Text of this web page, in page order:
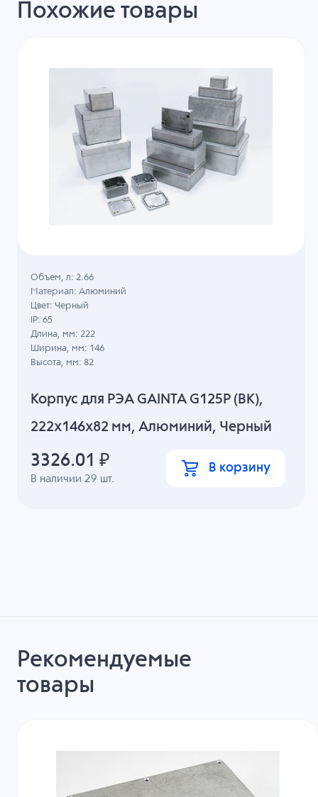
Похожие товары
Корпус для РЭА GAINTA G125P (BK),
222x146x82 мм, Алюминий, Черный
В наличии 29 шт.
Объем, л: 2.66
Материал: Алюминий
Цвет: Черный
IP: 65
Длина, мм: 222
Ширина, мм: 146
Высота, мм: 82
3326.01 ₽ В корзину
Рекомендуемые
товары